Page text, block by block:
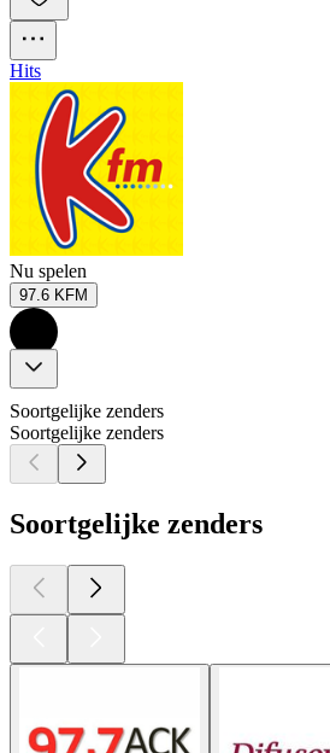
Hits
Nu spelen
97.6 KFM
Soortgelijke zenders
Soortgelijke zenders
Soortgelijke zenders